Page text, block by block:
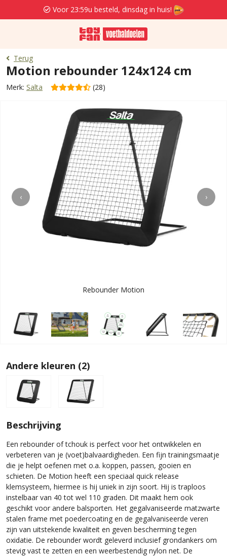
Voor 23:59u besteld, dinsdag in huis!
Terug
Motion rebounder 124x124 cm
Merk: Salta (28)
‹ ›
Rebounder Motion
Andere kleuren (2)
Beschrijving
Een rebounder of tchouk is perfect voor het ontwikkelen en
verbeteren van je (voet)balvaardigheden. Een fijn trainingsmaatje
die je helpt oefenen met o.a. koppen, passen, gooien en
schieten. De Motion heeft een speciaal quick release
klemsysteem, hiermee is hij uniek in zijn soort. Hij is traploos
instelbaar van 40 tot wel 110 graden. Dit maakt hem ook
geschikt voor andere balsporten. Het gegalvaniseerde matzwarte
stalen frame met poedercoating en de gegalvaniseerde veren
zijn van uitstekende kwaliteit en geven bescherming tegen
oxidatie. De rebounder wordt geleverd inclusief grondankers om
stevig vast te zetten en een weerbestendig nylon net. De